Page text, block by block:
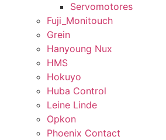
Servomotores
Fuji_Monitouch
Grein
Hanyoung Nux
HMS
Hokuyo
Huba Control
Leine Linde
Opkon
Phoenix Contact